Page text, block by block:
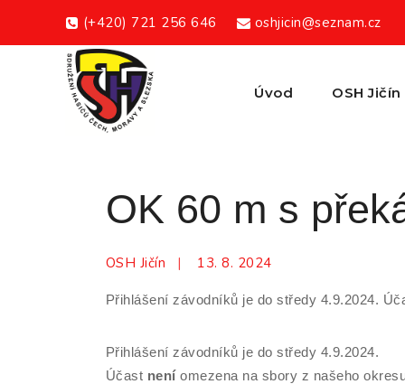
(+420) 721 256 646 oshjicin@seznam.cz
Úvod OSH Jičín
OK 60 m s
OSH Jičín 13. 8. 2024
Přihlášení závodníků je do středy 4.9.2024.
Přihlášení závodníků je do středy 4.9.2024.
Účast neníomezena na sbory z našeho